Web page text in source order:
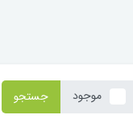
موجود جستجو